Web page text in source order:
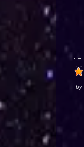
by